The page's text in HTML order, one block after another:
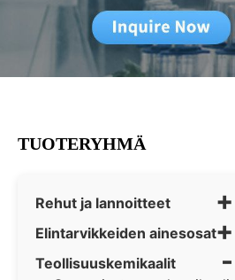
TUOTERYHMÄ
Rehut ja lannoitteet +
Elintarvikkeiden ainesosat+
Teollisuuskemikaalit -